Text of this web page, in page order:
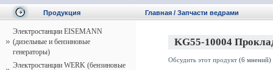
Продукция
Электростанции EISEMANN
(дизельные и бензиновые
генераторы)
Электростанции WERK (бензиновые
Главная / Запчасти ведрами
KG55-10004
Обсудить этот продукт(6 мнений)